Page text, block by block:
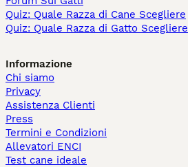
Quiz: Quale Razza di Cane Scegliere
Quiz: Quale Razza di Gatto Scegliere
Informazione
Chi siamo
Privacy
Assistenza Clienti
Press
Termini e Condizioni
Allevatori ENCI
Test cane ideale